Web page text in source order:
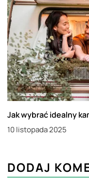
Jak wybrać idealny
10 listopada 2025
DODAJ